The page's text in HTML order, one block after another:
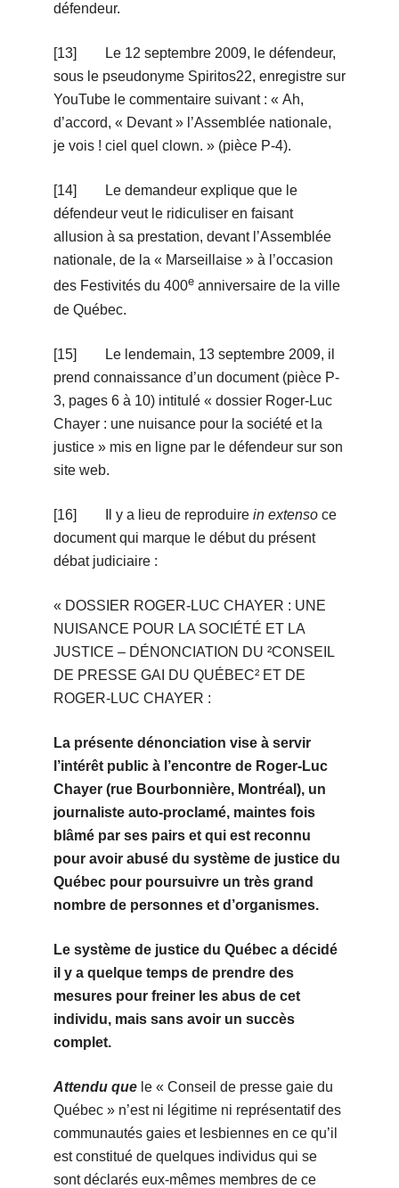
défendeur.
[13] Le 12 septembre 2009, le défendeur,
sous le pseudonyme Spiritos22, enregistre sur
YouTube le commentaire suivant : « Ah,
d’accord, « Devant » l’Assemblée nationale,
je vois ! ciel quel clown. » (pièce P-4).
[14] Le demandeur explique que le
défendeur veut le ridiculiser en faisant
allusion à sa prestation, devant l’Assemblée
nationale, de la « Marseillaise » à l’occasion
des Festivités du 400eanniversaire de la ville
de Québec.
[15] Le lendemain, 13 septembre 2009, il
prend connaissance d’un document (pièce P-
3, pages 6 à 10) intitulé « dossier Roger-Luc
Chayer : une nuisance pour la société et la
justice » mis en ligne par le défendeur sur son
site web.
[16] Il y a lieu de reproduire in extensoce
document qui marque le début du présent
débat judiciaire :
« DOSSIER ROGER-LUC CHAYER : UNE
NUISANCE POUR LA SOCIÉTÉ ET LA
JUSTICE – DÉNONCIATION DU ²CONSEIL
DE PRESSE GAI DU QUÉBEC² ET DE
ROGER-LUC CHAYER :
La présente dénonciation vise à servir
l’intérêt public à l’encontre de Roger-Luc
Chayer (rue Bourbonnière, Montréal), un
journaliste auto-proclamé, maintes fois
blâmé par ses pairs et qui est reconnu
pour avoir abusé du système de justice du
Québec pour poursuivre un très grand
nombre de personnes et d’organismes.
Le système de justice du Québec a décidé
il y a quelque temps de prendre des
mesures pour freiner les abus de cet
individu, mais sans avoir un succès
complet.
Attendu que le « Conseil de presse gaie du
Québec » n’est ni légitime ni représentatif des
communautés gaies et lesbiennes en ce qu’il
est constitué de quelques individus qui se
sont déclarés eux-mêmes membres de ce